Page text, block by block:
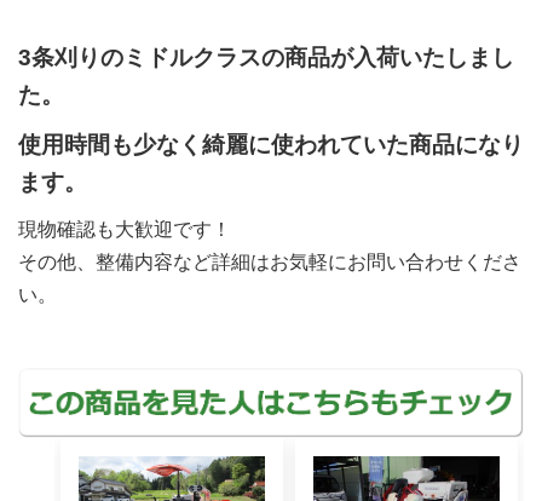
3条刈りのミドルクラスの商品が入荷いたしまし
た。
使用時間も少なく綺麗に使われていた商品になり
ます。
現物確認も大歓迎です！
その他、整備内容など詳細はお気軽にお問い合わせくださ
い。